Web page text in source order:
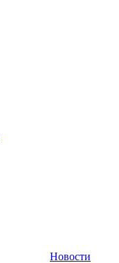
Новости